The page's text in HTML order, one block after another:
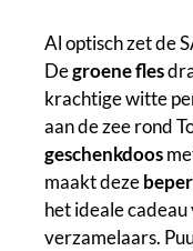
Al optisch zet de
Degroene fles
krachtige witte
aan de zee rond
geschenkdoos
maakt deze
het ideale
verzamelaars.